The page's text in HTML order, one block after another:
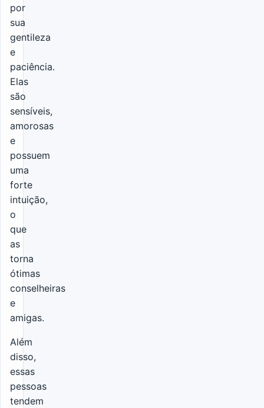
por
sua
gentileza
e
paciência.
Elas
são
sensíveis,
amorosas
e
possuem
uma
forte
intuição,
o
que
as
torna
ótimas
conselheiras
e
amigas.
Além
disso,
essas
pessoas
tendem